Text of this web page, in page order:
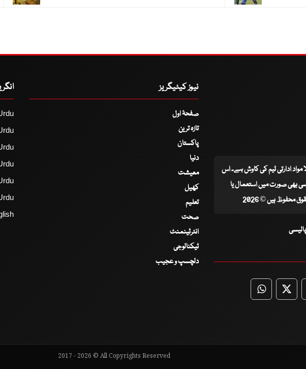
مواد ادارتی ٹیم کی کاوش ہے۔ اس
بھی صورت میں استعمال یا
محفوظ ہیں © 2026
WhatsApp
نیوز کیٹیگریز
صفحۂ اول
تازہ ترین
پاکستان
دنیا
معیشت
کھیل
تعلیم
صحت
انٹرٹینمنٹ
ٹیکنالوجی
دلچسپ و عجیب
2017 - 2026 © All Copyrights Reserved